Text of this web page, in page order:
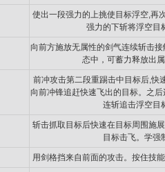
使出一段强力的上挑使目标浮空,再
强力的下斩将浮空目
向前方施放无属性的剑气连续斩击
态中，可蓄力释放出
前冲攻击第二段重踢击中目标后,快
向前冲锋追赶快速飞出的目标。之
连斩追击浮空目
斩击抓取目标后快速在目标周围施
目标击飞。学强
用剑格挡来自前面的攻击。按住技